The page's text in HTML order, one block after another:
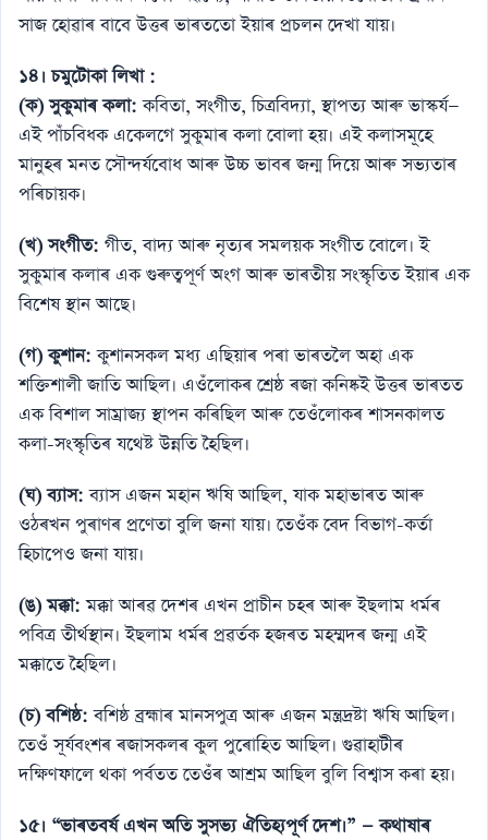
সাজ হোৱাৰ বাবে উত্তৰ ভাৰততো ইয়াৰ প্ৰচলন দেখা যায়।
১৪। চমুটোকা লিখা :
(ক) সুকুমাৰ কলা: কবিতা, সংগীত, চিত্রবিদ্যা, স্থাপত্য আৰু ভাস্কৰ্য—
এই পাঁচবিধক একেলগে সুকুমাৰ কলা বোলা হয়। এই কলাসমূহে
মানুহৰ মনত সৌন্দৰ্যবোধ আৰু উচ্চ ভাবৰ জন্ম দিয়ে আৰু সভ্যতাৰ
পৰিচায়ক।
(খ) সংগীত: গীত, বাদ্য আৰু নৃত্যৰ সমলয়ক সংগীত বোলে। ই
সুকুমাৰ কলাৰ এক গুৰুত্বপূৰ্ণ অংগ আৰু ভাৰতীয় সংস্কৃতিত ইয়াৰ এক
বিশেষ স্থান আছে।
(গ) কুশান: কুশানসকল মধ্য এছিয়াৰ পৰা ভাৰতলৈ অহা এক
শক্তিশালী জাতি আছিল। এওঁলোকৰ শ্ৰেষ্ঠ ৰজা কনিষ্কই উত্তৰ ভাৰতত
এক বিশাল সাম্ৰাজ্য স্থাপন কৰিছিল আৰু তেওঁলোকৰ শাসনকালত
কলা-সংস্কৃতিৰ যথেষ্ট উন্নতি হৈছিল।
(ঘ) ব্যাস: ব্যাস এজন মহান ঋষি আছিল, যাক মহাভাৰত আৰু
ওঠৰখন পুৰাণৰ প্ৰণেতা বুলি জনা যায়। তেওঁক বেদ বিভাগ-কৰ্তা
হিচাপেও জনা যায়।
(ঙ) মক্কা: মক্কা আৰৱ দেশৰ এখন প্ৰাচীন চহৰ আৰু ইছলাম ধৰ্মৰ
পবিত্ৰ তীৰ্থস্থান। ইছলাম ধৰ্মৰ প্ৰৱৰ্তক হজৰত মহম্মদৰ জন্ম এই
মক্কাতে হৈছিল।
(চ) বশিষ্ঠ: বশিষ্ঠ ব্ৰহ্মাৰ মানসপুত্ৰ আৰু এজন মন্ত্ৰদ্ৰষ্টা ঋষি আছিল।
তেওঁ সূৰ্যবংশৰ ৰজাসকলৰ কুল পুৰোহিত আছিল। গুৱাহাটীৰ
দক্ষিণফালে থকা পৰ্বতত তেওঁৰ আশ্ৰম আছিল বুলি বিশ্বাস কৰা হয়।
১৫। “ভাৰতবৰ্ষ এখন অতি সুসভ্য ঐতিহ্যপূর্ণ দেশ।” — কথাষাৰ